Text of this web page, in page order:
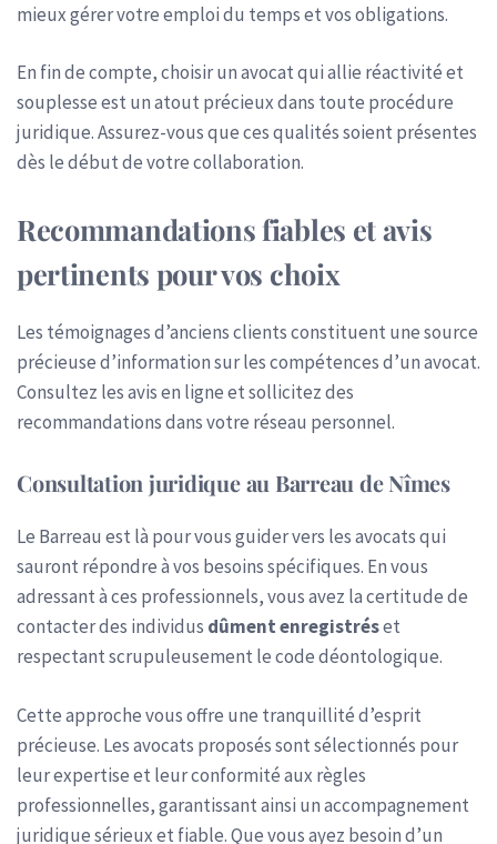
mieux gérer votre emploi du temps et vos obligations.
En fin de compte, choisir un avocat qui allie réactivité et
souplesse est un atout précieux dans toute procédure
juridique. Assurez-vous que ces qualités soient présentes
dès le début de votre collaboration.
Recommandations fiables et avis
pertinents pour vos choix
Les témoignages d’anciens clients constituent une source
précieuse d’information sur les compétences d’un avocat.
Consultez les avis en ligne et sollicitez des
recommandations dans votre réseau personnel.
Consultation juridique au Barreau de Nîmes
Le Barreau est là pour vous guider vers les avocats qui
sauront répondre à vos besoins spécifiques. En vous
adressant à ces professionnels, vous avez la certitude de
contacter des individus dûment enregistréset
respectant scrupuleusement le code déontologique.
Cette approche vous offre une tranquillité d’esprit
précieuse. Les avocats proposés sont sélectionnés pour
leur expertise et leur conformité aux règles
professionnelles, garantissant ainsi un accompagnement
juridique sérieux et fiable. Que vous ayez besoin d’un